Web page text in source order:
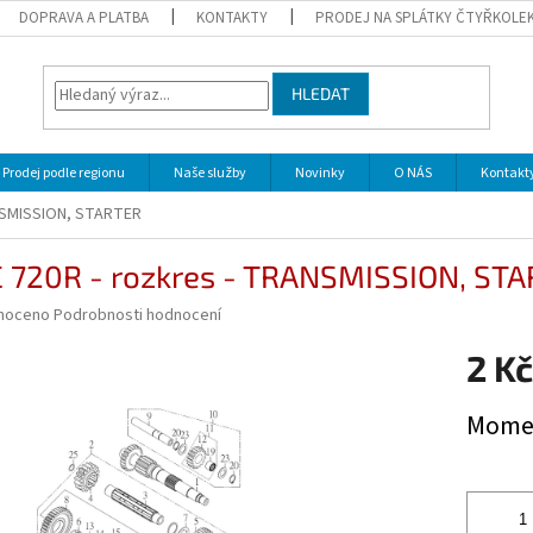
DOPRAVA A PLATBA KONTAKTY PRODEJ NA SPLÁTKY
HLEDAT
Prodej podle regionu Naše služby Novinky O NÁS
STARTER
720R - rozkres - TRANSMISSION,
Podrobnosti hodnocení
2 Kč
cena: